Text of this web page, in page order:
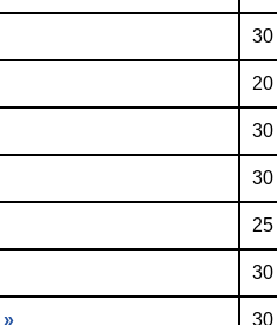
30
30
30
30
» 30